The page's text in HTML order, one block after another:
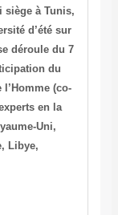
siège à Tunis,
d’été sur
déroule du 7
du
(co-
en la
Uni,
Libye,